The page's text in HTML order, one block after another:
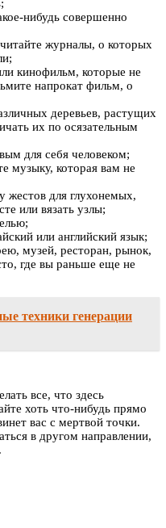
нибудь совершенно
журналы, о которых
кинофильм, которые не
напрокат фильм, о
деревьев, растущих
их по осязательным
для себя человеком;
музыку, которая вам не
жестов для глухонемых,
или вязать узлы;
или английский язык;
музей, ресторан, рынок,
где вы раньше еще не
техники генерации
все, что здесь
хоть что-нибудь прямо
вас с мертвой точки.
в другом направлении,